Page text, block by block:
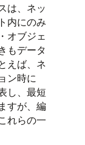
は、ネッ
内にのみ
オブジェ
もデータ
えば、ネ
ン時に
し、最短
すが、編
れらの一